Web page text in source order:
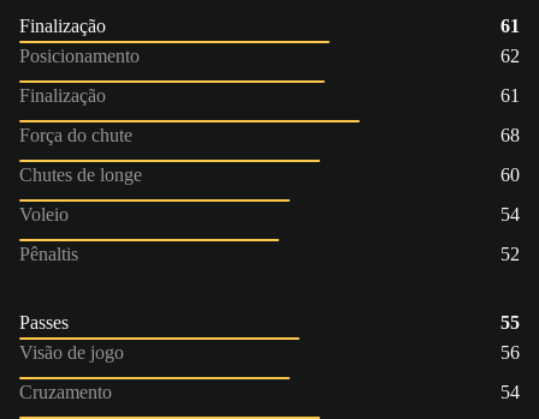
Finalização
61
Posicionamento
62
Finalização
61
Força do chute
68
Chutes de longe
60
Voleio
54
Pênaltis
52
Passes
55
Visão de jogo
56
Cruzamento
54